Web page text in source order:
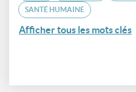
SANTÉ HUMAINE
Afficher tous les mots clés